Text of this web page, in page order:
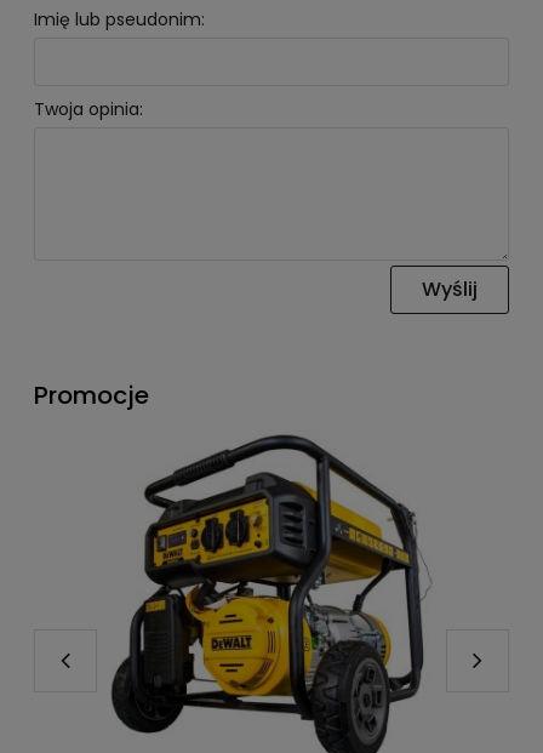
Imię lub pseudonim:
Twoja opinia:
Wyślij
Promocje